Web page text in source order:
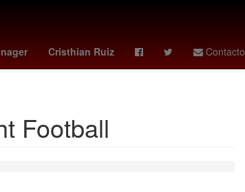
Cristhian Ruiz Contacto
Alejandro Moreno Cárdenas
Football